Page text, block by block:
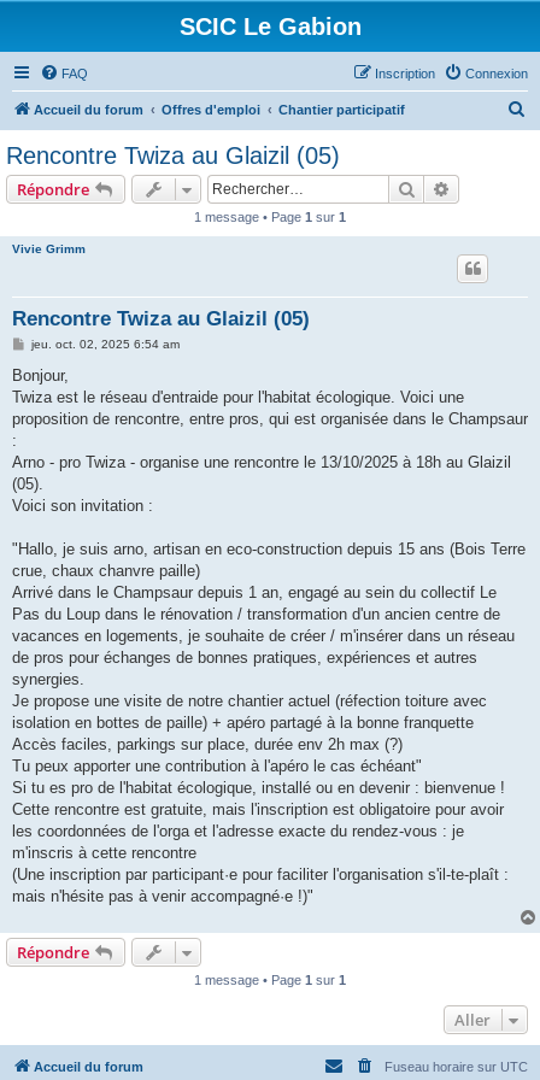
SCIC Le Gabion
FAQ Connexion
Inscription
Accueil du forum Offres d'emploi Chantier participatif
Rencontre Twiza au Glaizil (05)
Répondre Rechercher
1 message • Page 1 sur 1
Vivie Grimm
Rencontre Twiza au Glaizil (05)
M
s
a
g
jeu. oct. 02, 2025 6:54 am
Bonjour,
Twiza est le réseau d'entraide pour l'habitat écologique. Voici une
proposition de rencontre, entre pros, qui est organisée dans le Champsaur
:
Arno - pro Twiza - organise une rencontre le 13/10/2025 à 18h au Glaizil
(05).
Voici son invitation :
"Hallo, je suis arno, artisan en eco-construction depuis 15 ans (Bois Terre
crue, chaux chanvre paille)
Arrivé dans le Champsaur depuis 1 an, engagé au sein du collectif Le
Pas du Loup dans le rénovation / transformation d'un ancien centre de
vacances en logements, je souhaite de créer / m'insérer dans un réseau
de pros pour échanges de bonnes pratiques, expériences et autres
synergies.
Je propose une visite de notre chantier actuel (réfection toiture avec
isolation en bottes de paille) + apéro partagé à la bonne franquette
Accès faciles, parkings sur place, durée env 2h max (?)
Tu peux apporter une contribution à l'apéro le cas échéant"
Si tu es pro de l'habitat écologique, installé ou en devenir : bienvenue !
Cette rencontre est gratuite, mais l'inscription est obligatoire pour avoir
les coordonnées de l'orga et l'adresse exacte du rendez-vous : je
m'inscris à cette rencontre
(Une inscription par participant·e pour faciliter l'organisation s'il-te-plaît :
mais n'hésite pas à venir accompagné·e !)"
Répondre
1 message • Page 1 sur 1
Aller
Accueil du forum Fuseau horaire sur UTC